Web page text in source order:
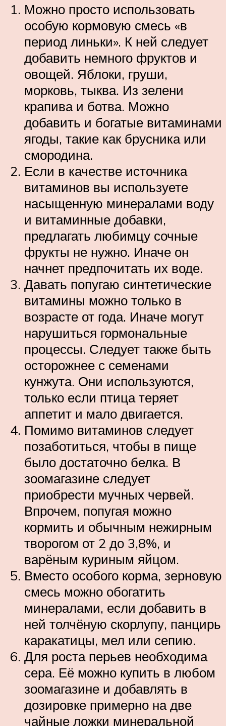
Можно просто использовать
особую кормовую смесь «в
период линьки». К ней следует
добавить немного фруктов и
овощей. Яблоки, груши,
морковь, тыква. Из зелени
крапива и ботва. Можно
добавить и богатые витаминами
ягоды, такие как брусника или
смородина.
Если в качестве источника
витаминов вы используете
насыщенную минералами воду
и витаминные добавки,
предлагать любимцу сочные
фрукты не нужно. Иначе он
начнет предпочитать их воде.
Давать попугаю синтетические
витамины можно только в
возрасте от года. Иначе могут
нарушиться гормональные
процессы. Следует также быть
осторожнее с семенами
кунжута. Они используются,
только если птица теряет
аппетит и мало двигается.
Помимо витаминов следует
позаботиться, чтобы в пище
было достаточно белка. В
зоомагазине следует
приобрести мучных червей.
Впрочем, попугая можно
кормить и обычным нежирным
творогом от 2 до 3,8%, и
варёным куриным яйцом.
Вместо особого корма, зерновую
смесь можно обогатить
минералами, если добавить в
ней толчёную скорлупу, панцирь
каракатицы, мел или сепию.
Для роста перьев необходима
сера. Её можно купить в любом
зоомагазине и добавлять в
дозировке примерно на две
чайные ложки минеральной